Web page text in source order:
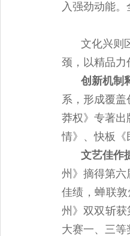
入强劲动能
文化兴则
颈，以精品力
创新机制
系，形成覆
莽权》专著
情》、快板《
文艺佳作
州》摘得第六
佳绩，蝉联
州》双双斩
大赛一、三